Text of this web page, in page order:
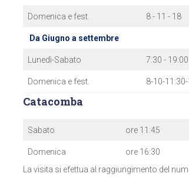
Domenica e fest. 8 - 11 - 18
Da Giugno a settembre
Lunedì-Sabato 7:30 - 19:00
Domenica e fest. 8-10-
Catacomba
Sabato ore 11:45
Domenica
ore 16:30
La visita si efettua al raggiungimento del